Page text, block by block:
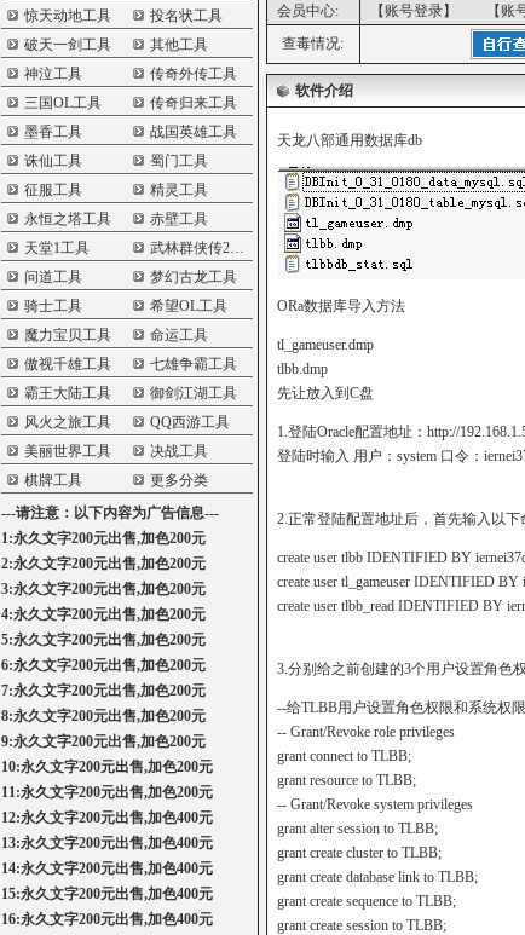
惊天动地工具
投名状工具
破天一剑工具
其他工具
神泣工具
传奇外传工具
三国OL工具
传奇归来工具
墨香工具
战国英雄工具
诛仙工具
蜀门工具
征服工具
精灵工具
永恒之塔工具
赤壁工具
天堂1工具
武林群侠传2工具
问道工具
梦幻古龙工具
骑士工具
希望OL工具
魔力宝贝工具
命运工具
傲视千雄工具
七雄争霸工具
霸王大陆工具
御剑江湖工具
风火之旅工具
QQ西游工具
美丽世界工具
决战工具
棋牌工具
更多分类
---请注意：以下内容为广告信息---
1:永久文字200元出售,加色200元
2:永久文字200元出售,加色200元
3:永久文字200元出售,加色200元
4:永久文字200元出售,加色200元
5:永久文字200元出售,加色200元
6:永久文字200元出售,加色200元
7:永久文字200元出售,加色200元
8:永久文字200元出售,加色200元
9:永久文字200元出售,加色200元
10:永久文字200元出售,加色200元
11:永久文字200元出售,加色200元
12:永久文字200元出售,加色400元
13:永久文字200元出售,加色400元
14:永久文字200元出售,加色400元
15:永久文字200元出售,加色400元
16:永久文字200元出售,加色400元
会员中心:
【账号登录】 【账
查毒情况:
软件介绍
天龙八部通用数据库db
ORa数据库导入方法
tl_gameuser.dmp
tlbb.dmp
先让放入到C盘
1.登陆Oracle配置地址：http://
登陆时输入 用户：system 口令：
2.正常登陆配置地址后，首先输入以下
create user tlbb IDENTIFIED BY
create user tl_gameuser IDENTIFIED BY
create user tlbb_read IDENTIFIED BY
3.分别给之前创建的3个用户设置角色
--给TLBB用户设置角色权限和系统权
-- Grant/Revoke role privileges
grant connect to TLBB;
grant resource to TLBB;
-- Grant/Revoke system privileges
grant alter session to TLBB;
grant create cluster to TLBB;
grant create database link to TLBB;
grant create sequence to TLBB;
grant create session to TLBB;